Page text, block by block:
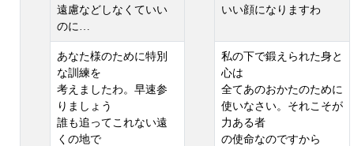
遠慮などしなくていい
のに…
いい顔になりますわ
あなた様のために特別
な訓練を
考えましたわ。早速参
りましょう
誰も追ってこれない遠
くの地で
私の下で鍛えられた身と
心は
全てあのおかたのために
使いなさい。それこそが
力ある者
の使命なのですから